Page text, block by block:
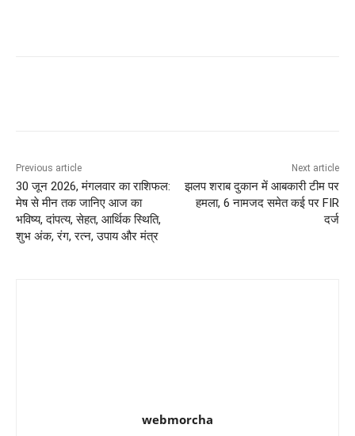
Previous article
30 जून 2026, मंगलवार का राशिफल:
मेष से मीन तक जानिए आज का
भविष्य, दांपत्य, सेहत, आर्थिक स्थिति,
शुभ अंक, रंग, रत्न, उपाय और मंत्र
Next article
झलप शराब दुकान में आबकारी टीम पर
हमला, 6 नामजद समेत कई पर FIR
दर्ज
webmorcha